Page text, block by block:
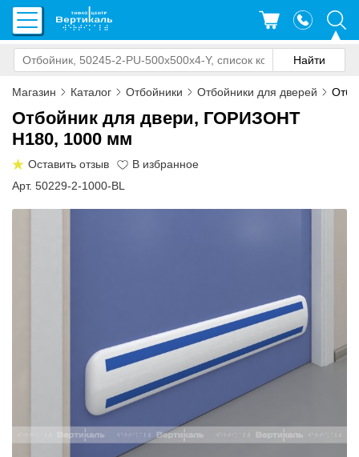
Магазин Каталог Отбойники Отбойники для дверей
Отбойник для двери, ГОРИЗОНТ
H180, 1000 мм
Оставить отзыв
Арт. 50229-2-1000-BL